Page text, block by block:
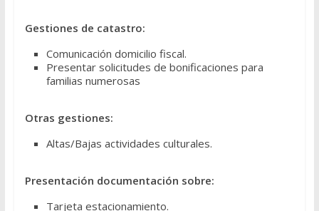
Gestiones de catastro:
Comunicación domicilio fiscal.
Presentar solicitudes de bonificaciones para
familias numerosas
Otras gestiones:
Altas/Bajas actividades culturales.
Presentación documentación sobre:
Tarjeta estacionamiento.